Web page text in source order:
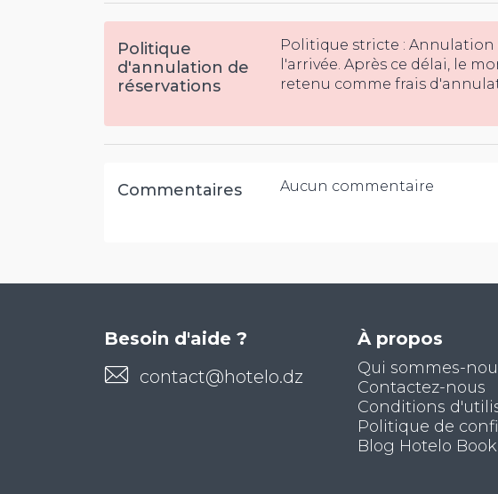
Politique
d'annulation de
réservations
Politique stricte : Annulation
l'arrivée. Après ce délai, le
retenu comme frais
Commentaires Aucun commentaire
Besoin d'aide ?
contact@hotelo.dz
À propos
Qui sommes-
Contactez-nous
Conditions
Politique de
Blog Hotelo